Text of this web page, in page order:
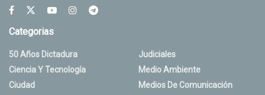
Categorias
50 Años Dictadura
Ciencia Y Tecnología
Ciudad
Judiciales
Medio Ambiente
Medios De Comunicación